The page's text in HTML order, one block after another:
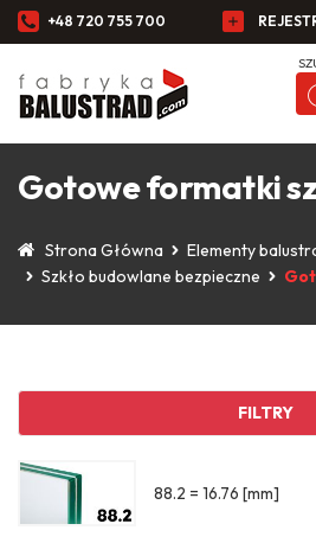
+48 720 755 700
Gotowe formatki
Strona Główna
Elementy
Szkło budowlane bezpieczne
FILTRY
88.2 = 16.76 [mm]